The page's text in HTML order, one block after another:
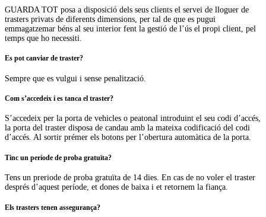
GUARDA TOT posa a disposició dels seus clients el servei de lloguer de
trasters privats de diferents dimensions, per tal de que es pugui
emmagatzemar béns al seu interior fent la gestió de l’ús el propi client, pel
temps que ho necessiti.
Es pot canviar de traster?
Sempre que es vulgui i sense penalització.
Com s’accedeix i es tanca el traster?
S’accedeix per la porta de vehicles o peatonal introduint el seu codi d’accés,
la porta del traster disposa de candau amb la mateixa codificació del codi
d’accés. Al sortir prémer els botons per l’obertura automàtica de la porta.
Tinc un període de proba gratuïta?
Tens un preriode de proba gratuïta de 14 dies. En cas de no voler el traster
després d’aquest període, et dones de baixa i et retornem la fiança.
Els trasters tenen assegurança?